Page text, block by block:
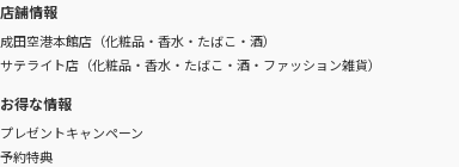
店舗情報
成田空港本館店（化粧品・香水・たばこ・酒）
サテライト店（化粧品・香水・たばこ・酒・ファッション雑貨）
お得な情報
プレゼントキャンペーン
予約特典